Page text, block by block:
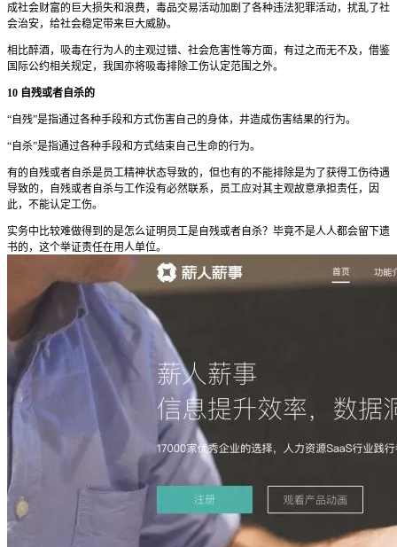
成社会财富的巨大损失和浪费，毒品交易活动加剧了各种违法犯罪活动，扰乱了社
会治安，给社会稳定带来巨大威胁。
相比醉酒，吸毒在行为人的主观过错、社会危害性等方面，有过之而无不及，借鉴
国际公约相关规定，我国亦将吸毒排除工伤认定范围之外。
10 自残或者自杀的
“自残”是指通过各种手段和方式伤害自己的身体，井造成伤害结果的行为。
“自杀”是指通过各种手段和方式结束自己生命的行为。
有的自残或者自杀是员工精神状态导致的，但也有的不能排除是为了获得工伤待遇
导致的，自残或者自杀与工作没有必然联系，员工应对其主观故意承担责任，因
此，不能认定工伤。
实务中比较难做得到的是怎么证明员工是自残或者自杀？毕竟不是人人都会留下遗
书的，这个举证责任在用人单位。